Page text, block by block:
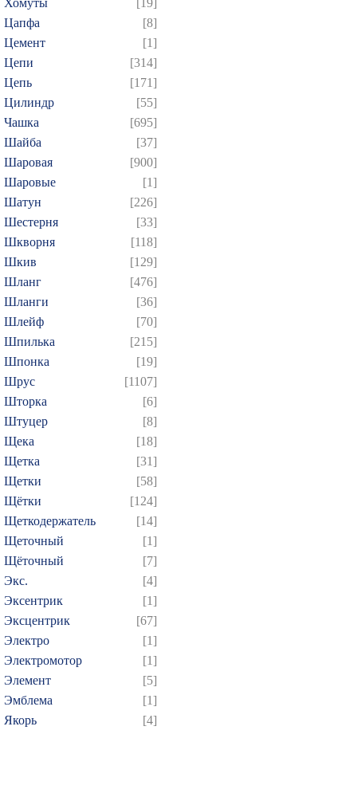
Хомуты
[19]
Цапфа
[8]
Цемент
[1]
Цепи
[314]
Цепь
[171]
Цилиндр
[55]
Чашка
[695]
Шайба
[37]
Шаровая
[900]
Шаровые
[1]
Шатун
[226]
Шестерня
[33]
Шкворня
[118]
Шкив
[129]
Шланг
[476]
Шланги
[36]
Шлейф
[70]
Шпилька
[215]
Шпонка
[19]
Шрус
[1107]
Шторка
[6]
Штуцер
[8]
Щека
[18]
Щетка
[31]
Щетки
[58]
Щётки
[124]
Щеткодержатель
[14]
Щеточный
[1]
Щёточный
[7]
Экс.
[4]
Эксентрик
[1]
Эксцентрик
[67]
Электро
[1]
Электромотор
[1]
Элемент
[5]
Эмблема
[1]
Якорь
[4]